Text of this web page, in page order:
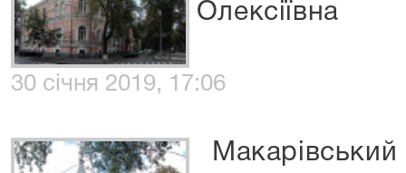
Олексіївна
30 січня 2019, 17:06
Макарівський